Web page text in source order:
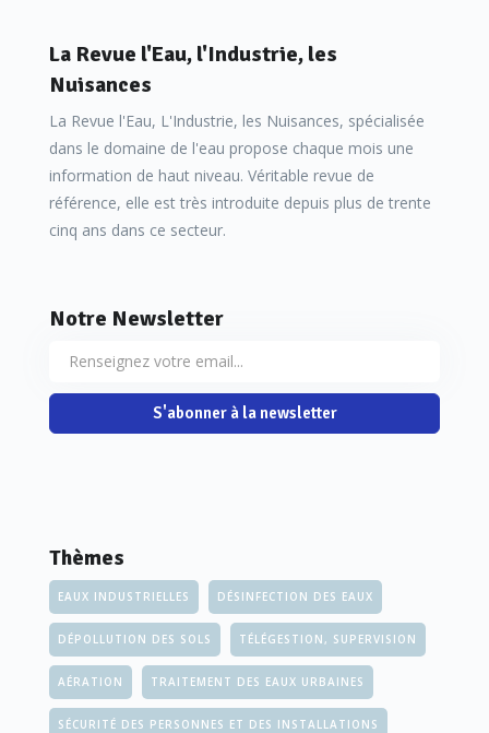
La Revue l'Eau, l'Industrie, les
Nuisances
La Revue l'Eau, L'Industrie, les Nuisances, spécialisée
dans le domaine de l'eau propose chaque mois une
information de haut niveau. Véritable revue de
référence, elle est très introduite depuis plus de trente
cinq ans dans ce secteur.
Notre Newsletter
S'abonner à la newsletter
Thèmes
EAUX INDUSTRIELLES DÉSINFECTION DES EAUX
DÉPOLLUTION DES SOLS TÉLÉGESTION, SUPERVISION
AÉRATION TRAITEMENT DES EAUX URBAINES
SÉCURITÉ DES PERSONNES ET DES INSTALLATIONS